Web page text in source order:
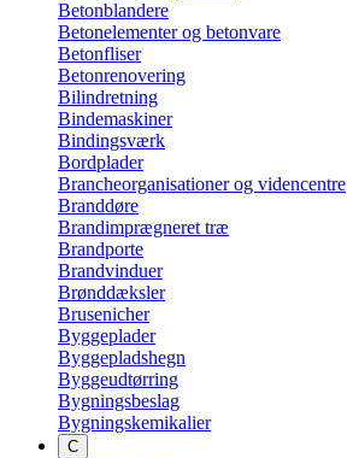
Betonblandere
Betonelementer og betonvare
Betonfliser
Betonrenovering
Bilindretning
Bindemaskiner
Bindingsværk
Bordplader
Brancheorganisationer og videncentre
Branddøre
Brandimprægneret træ
Brandporte
Brandvinduer
Brønddæksler
Brusenicher
Byggeplader
Byggepladshegn
Byggeudtørring
Bygningsbeslag
Bygningskemikalier
C